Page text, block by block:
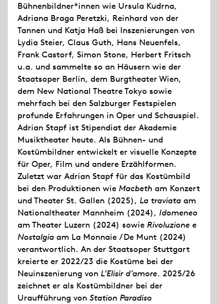
Bühnenbildner*innen wie Ursula Kudrna,
Adriana Braga Peretzki, Reinhard von der
Tannen und Katja Haß bei Inszenierungen von
Lydia Steier, Claus Guth, Hans Neuenfels,
Frank Castorf, Simon Stone, Herbert Fritsch
u.a. und sammelte so an Häusern wie der
Staatsoper Berlin, dem Burgtheater Wien,
dem New National Theatre Tokyo sowie
mehrfach bei den Salzburger Festspielen
profunde Erfahrungen in Oper und Schauspiel.
Adrian Stapf ist Stipendiat der Akademie
Musiktheater heute. Als Bühnen- und
Kostümbildner entwickelt er visuelle Konzepte
für Oper, Film und andere Erzählformen.
Zuletzt war Adrian Stapf für das Kostümbild
bei den Produktionen wie Macbeth am Konzert
und Theater St. Gallen (2025), La traviata am
Nationaltheater Mannheim (2024), Idomeneo
am Theater Luzern (2024) sowie Rivoluzione e
Nostalgia am La Monnaie / De Munt (2024)
verantwortlich. An der Staatsoper Stuttgart
kreierte er 2022/23 die Kostüme bei der
Neuinszenierung von L’Elisir d’amore. 2025/26
zeichnet er als Kostümbildner bei der
Uraufführung von Station Paradiso